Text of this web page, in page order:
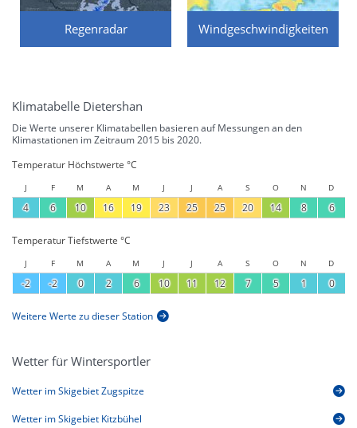
Regenradar Windgeschwindigkeiten
Klimatabelle Dietershan
Die Werte unserer Klimatabellen basieren auf Messungen an den
Klimastationen im Zeitraum 2015 bis 2020.
Temperatur Höchstwerte °C
J F M A M J J A S O N D
4 6 10 16 19 23 25 25 20 14 8 6
Temperatur Tiefstwerte °C
J F M A M J J A S O N D
-2 -2 0 2 6 10 11 12 7 5 1 0
Weitere Werte zu dieser Station
Wetter für Wintersportler
Wetter im Skigebiet Zugspitze
Wetter im Skigebiet Kitzbühel